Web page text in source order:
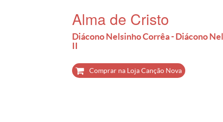
Alma de Cristo
Diácono Nelsinho Corrêa - Diácono
II
Comprar na Loja Canção Nova